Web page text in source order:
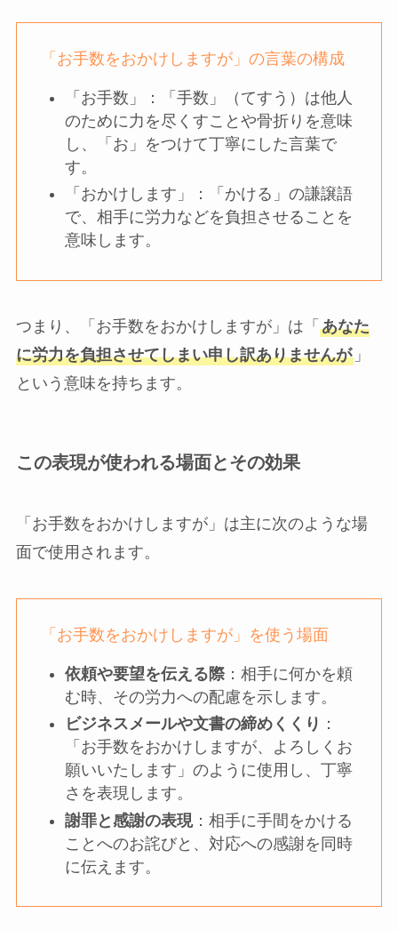
「お手数をおかけしますが」の言葉の構成
「お手数」：「手数」（てすう）は他人
のために力を尽くすことや骨折りを意味
し、「お」をつけて丁寧にした言葉で
す。
「おかけします」：「かける」の謙譲語
で、相手に労力などを負担させることを
意味します。
つまり、「お手数をおかけしますが」は「 あなた
に労力を負担させてしまい申し訳ありませんが」
という意味を持ちます。
この表現が使われる場面とその効果
「お手数をおかけしますが」は主に次のような場
面で使用されます。
「お手数をおかけしますが」を使う場面
依頼や要望を伝える際：相手に何かを頼
む時、その労力への配慮を示します。
ビジネスメールや文書の締めくくり ：
「お手数をおかけしますが、よろしくお
願いいたします」のように使用し、丁寧
さを表現します。
謝罪と感謝の表現：相手に手間をかける
ことへのお詫びと、対応への感謝を同時
に伝えます。